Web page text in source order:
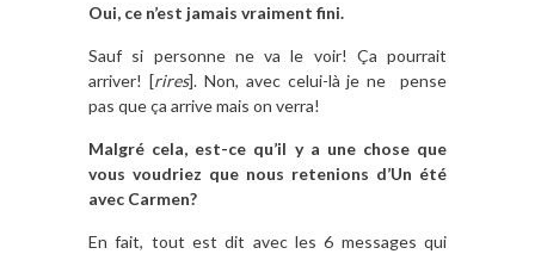
Oui, ce n’est jamais vraiment fini.
Sauf si personne ne va le voir! Ça pourrait
arriver! [rires]. Non, avec celui-là je ne
pense
pas que ça arrive mais on verra!
Malgré cela, est-ce qu’il y a une chose que
vous voudriez que nous retenions d’Un été
avec Carmen?
En fait, tout est dit avec les 6 messages qui